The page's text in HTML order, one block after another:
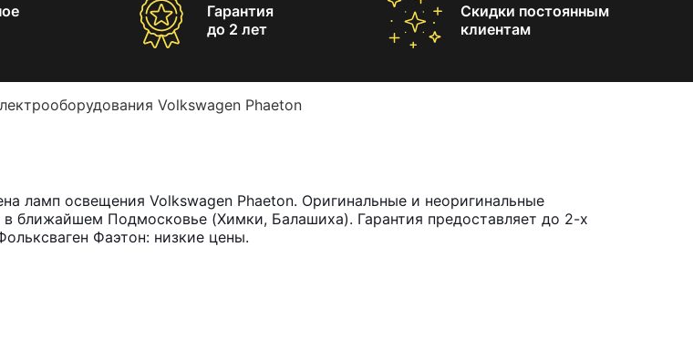
Гарантия
до 2 лет
Скидки постоянным
клиентам
Volkswagen Phaeton
ламп освещения Volkswagen Phaeton. Оригинальные и неоригинальные
ближайшем Подмосковье (Химки, Балашиха). Гарантия предоставляет до 2-х
Фаэтон: низкие цены.